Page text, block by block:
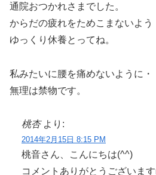
通院おつかれさまでした。
からだの疲れをためこまないよう
ゆっくり休養とってね。
私みたいに腰を痛めないように・
無理は禁物です。
桃杏 より:
2014年2月15日 8:15 PM
桃音さん、こんにちは(^^)
コメントありがとうございま